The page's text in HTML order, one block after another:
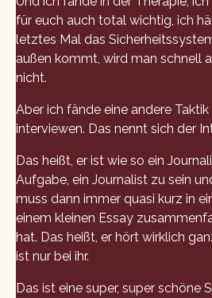
für euch auch total wichtig, ich
letztes Mal das
außen kommt, wird man schnell
nicht.
Aber ich fände eine andere Taktik
interviewen. Das nennt sich der
Das heißt, er ist wie so ein
Aufgabe, ein Journalist zu sein
muss dann immer quasi kurz in
einem kleinen Essay
hat. Das heißt, er hört wirklich
ist nur bei ihr.
Das ist eine super, super schöne